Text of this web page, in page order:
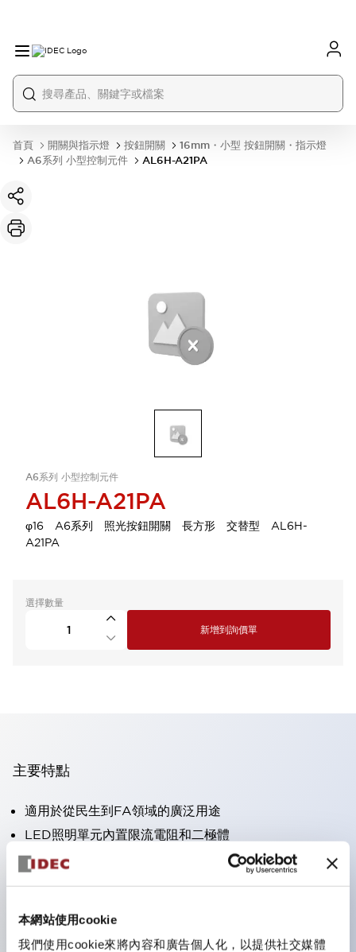
本網站使用cookie
我們使用cookie來將內容和廣告個人化，以提供社交媒體
首頁 開關與指示燈 按鈕開關
16mm・小型 按鈕開關・指示燈
A6系列 小型控制元件
AL6H-A21PA
A6系列 小型控制元件
AL6H-A21PA
φ16 A6系列 照光按鈕開關 長方形 交替型 AL6H-
A21PA
選擇數量
新增到詢價單
主要特點
適用於從民生到FA領域的廣泛用途
LED照明單元內置限流電阻和二極體
防護結構具備IP40和IP65等級。（IEC 60529）
獲得UL・CSA認證。符合EN（歐洲）標準。 獲得CCC
可使用專用配件輕鬆更換為Φ22閃光輪廓